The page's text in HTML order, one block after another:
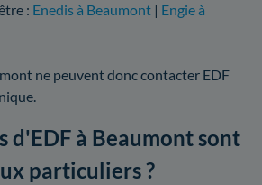
: Enedis à Beaumont | Engie à
ne peuvent donc contacter EDF
d'EDF à Beaumont sont
particuliers ?